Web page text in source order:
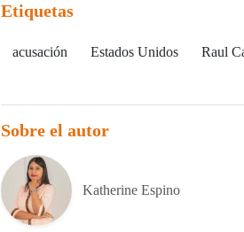
Etiquetas
acusación Estados Unidos Raul
Sobre el autor
Katherine Espino